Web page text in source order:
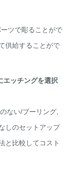
ツで彫ることがで
供給することがで
エッチングを選択
ない/ブーリング,
しのセットアップ
と比較してコスト